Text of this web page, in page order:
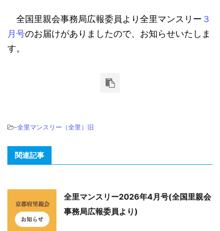
全国里親会事務局広報委員より全里マンスリー ３
月号のお届けがありましたので、お知らせいたしま
す。
-全里マンスリー（全里）旧
関連記事
全里マンスリー2026年4月号(全国里親会
事務局広報委員より)